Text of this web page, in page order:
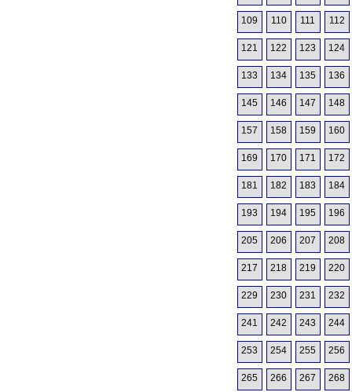
109 110 111 112
121 122 123 124
133 134 135 136
145 146 147 148
157 158 159 160
169 170 171 172
181 182 183 184
193 194 195 196
205 206 207 208
217 218 219 220
229 230 231 232
241 242 243 244
253 254 255 256
265 266 267 268